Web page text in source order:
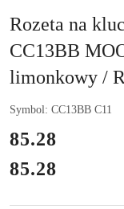
Rozeta na
CC13BB
limonkowy /
Symbol: CC13BB C11
cena:
85.28
Cena:
85.28